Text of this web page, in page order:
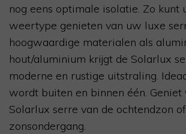
nog eens optimale isolatie. Zo kunt
weertype genieten van uw luxe
hoogwaardige materialen als
hout/aluminium krijgt de Solarlux
moderne en rustige uitstraling.
wordt buiten en binnen één.
Solarlux serre van de ochtendzon
zonsondergang.